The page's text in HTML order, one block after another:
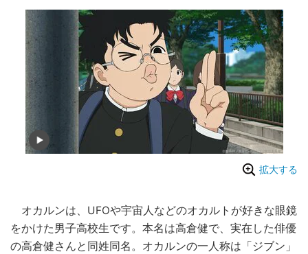
拡大する
オカルンは、UFOや宇宙人などのオカルトが好きな眼鏡
をかけた男子高校生です。本名は高倉健で、実在した俳優
の高倉健さんと同姓同名。オカルンの一人称は「ジブン」